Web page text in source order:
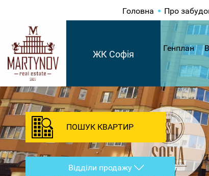
Головна Про
ЖК Софія
Генплан
ПОШУК КВАРТИР
Відділи продажу